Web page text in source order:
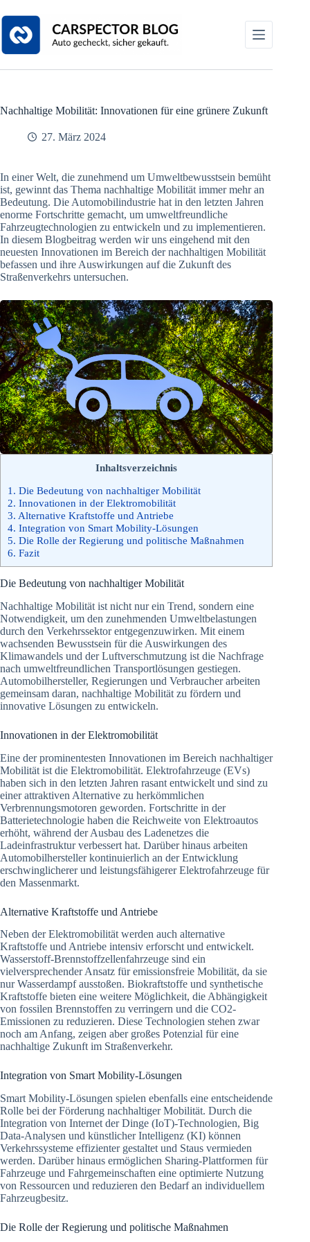
Inhalt
springen
Nachhaltige Mobilität: Innovationen für eine grünere Zukunft
27. März 2024
In einer Welt, die zunehmend um Umweltbewusstsein bemüht
ist, gewinnt das Thema nachhaltige Mobilität immer mehr an
Bedeutung. Die Automobilindustrie hat in den letzten Jahren
enorme Fortschritte gemacht, um umweltfreundliche
Fahrzeugtechnologien zu entwickeln und zu implementieren.
In diesem Blogbeitrag werden wir uns eingehend mit den
neuesten Innovationen im Bereich der nachhaltigen Mobilität
befassen und ihre Auswirkungen auf die Zukunft des
Straßenverkehrs untersuchen.
Inhaltsverzeichnis
1. Die Bedeutung von nachhaltiger Mobilität
2. Innovationen in der Elektromobilität
3. Alternative Kraftstoffe und Antriebe
4. Integration von Smart Mobility-Lösungen
5. Die Rolle der Regierung und politische Maßnahmen
6. Fazit
Die Bedeutung von nachhaltiger Mobilität
Nachhaltige Mobilität ist nicht nur ein Trend, sondern eine
Notwendigkeit, um den zunehmenden Umweltbelastungen
durch den Verkehrssektor entgegenzuwirken. Mit einem
wachsenden Bewusstsein für die Auswirkungen des
Klimawandels und der Luftverschmutzung ist die Nachfrage
nach umweltfreundlichen Transportlösungen gestiegen.
Automobilhersteller, Regierungen und Verbraucher arbeiten
gemeinsam daran, nachhaltige Mobilität zu fördern und
innovative Lösungen zu entwickeln.
Innovationen in der Elektromobilität
Eine der prominentesten Innovationen im Bereich nachhaltiger
Mobilität ist die Elektromobilität. Elektrofahrzeuge (EVs)
haben sich in den letzten Jahren rasant entwickelt und sind zu
einer attraktiven Alternative zu herkömmlichen
Verbrennungsmotoren geworden. Fortschritte in der
Batterietechnologie haben die Reichweite von Elektroautos
erhöht, während der Ausbau des Ladenetzes die
Ladeinfrastruktur verbessert hat. Darüber hinaus arbeiten
Automobilhersteller kontinuierlich an der Entwicklung
erschwinglicherer und leistungsfähigerer Elektrofahrzeuge für
den Massenmarkt.
Alternative Kraftstoffe und Antriebe
Neben der Elektromobilität werden auch alternative
Kraftstoffe und Antriebe intensiv erforscht und entwickelt.
Wasserstoff-Brennstoffzellenfahrzeuge sind ein
vielversprechender Ansatz für emissionsfreie Mobilität, da sie
nur Wasserdampf ausstoßen. Biokraftstoffe und synthetische
Kraftstoffe bieten eine weitere Möglichkeit, die Abhängigkeit
von fossilen Brennstoffen zu verringern und die CO2-
Emissionen zu reduzieren. Diese Technologien stehen zwar
noch am Anfang, zeigen aber großes Potenzial für eine
nachhaltige Zukunft im Straßenverkehr.
Integration von Smart Mobility-Lösungen
Smart Mobility-Lösungen spielen ebenfalls eine entscheidende
Rolle bei der Förderung nachhaltiger Mobilität. Durch die
Integration von Internet der Dinge (IoT)-Technologien, Big
Data-Analysen und künstlicher Intelligenz (KI) können
Verkehrssysteme effizienter gestaltet und Staus vermieden
werden. Darüber hinaus ermöglichen Sharing-Plattformen für
Fahrzeuge und Fahrgemeinschaften eine optimierte Nutzung
von Ressourcen und reduzieren den Bedarf an individuellem
Fahrzeugbesitz.
Die Rolle der Regierung und politische Maßnahmen